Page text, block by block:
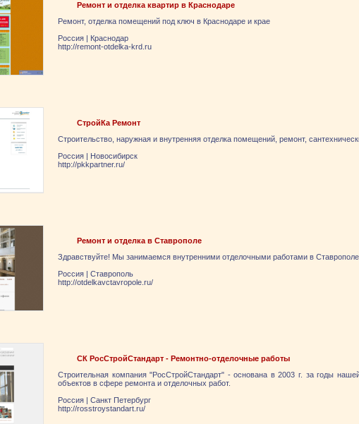
Ремонт и отделка квартир в Краснодаре
Ремонт, отделка помещений под ключ в Краснодаре и крае
Россия | Краснодар
http://remont-otdelka-krd.ru
СтройКа Ремонт
Строительство, наружная и внутренняя отделка помещений, ремонт,
Россия | Новосибирск
http://pkkpartner.ru/
Ремонт и отделка в Ставрополе
Здравствуйте! Мы занимаемся внутренними отделочными работами в Ставрополе
Россия | Ставрополь
http://otdelkavctavropole.ru/
СК РосСтройСтандарт - Ремонтно-отделочные работы
Строительная компания "РосСтройСтандарт" - основана в 2003 г. за годы
объектов в сфере ремонта и отделочных работ.
Россия | Санкт Петербург
http://rosstroystandart.ru/